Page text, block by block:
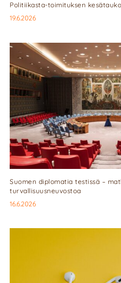
Politiikasta-toimituksen kesätauko
19.6.2026
Suomen diplomatia testissä –
turvallisuusneuvostoa
16.6.2026